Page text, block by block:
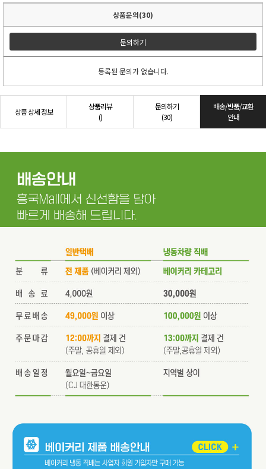
상품문의(30)
문의하기
등록된 문의가 없습니다.
상품 상세 정보
상품리뷰
()
문의하기
(30)
배송/반품/교환
안내